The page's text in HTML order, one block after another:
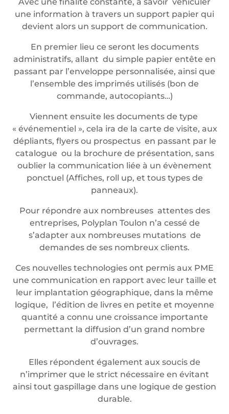
une information à travers un support papier qui
devient alors un support de communication.
En premier lieu ce seront les documents
administratifs, allant du simple papier entête en
passant par l’enveloppe personnalisée, ainsi que
l’ensemble des imprimés utilisés (bon de
commande, autocopiants…)
Viennent ensuite les documents de type
« événementiel », cela ira de la carte de visite, aux
dépliants, flyers ou prospectus en passant par le
catalogue ou la brochure de présentation, sans
oublier la communication liée à un évènement
ponctuel (Affiches, roll up, et tous types de
panneaux).
Pour répondre aux nombreuses attentes des
entreprises, Polyplan Toulon n’a cessé de
s’adapter aux nombreuses mutations de
demandes de ses nombreux clients.
Ces nouvelles technologies ont permis aux PME
une communication en rapport avec leur taille et
leur implantation géographique, dans la même
logique, l’édition de livres en petite et moyenne
quantité a connu une croissance importante
permettant la diffusion d’un grand nombre
d’ouvrages.
Elles répondent également aux soucis de
n’imprimer que le strict nécessaire en évitant
ainsi tout gaspillage dans une logique de gestion
durable.